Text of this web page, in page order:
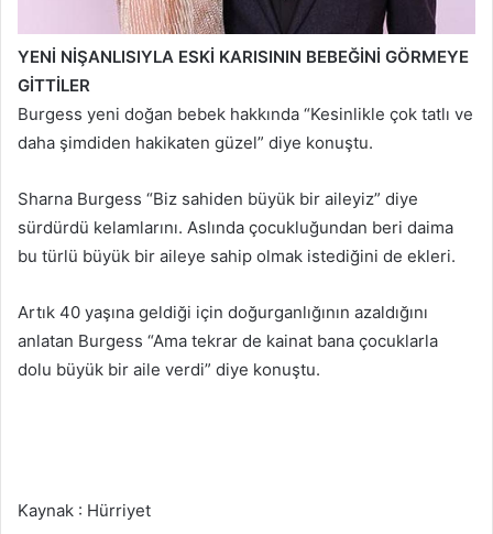
YENİ NİŞANLISIYLA ESKİ KARISININ BEBEĞİNİ GÖRMEYE
GİTTİLER
Burgess yeni doğan bebek hakkında “Kesinlikle çok tatlı ve
daha şimdiden hakikaten güzel” diye konuştu.
Sharna Burgess “Biz sahiden büyük bir aileyiz” diye
sürdürdü kelamlarını. Aslında çocukluğundan beri daima
bu türlü büyük bir aileye sahip olmak istediğini de ekleri.
Artık 40 yaşına geldiği için doğurganlığının azaldığını
anlatan Burgess “Ama tekrar de kainat bana çocuklarla
dolu büyük bir aile verdi” diye konuştu.
Kaynak : Hürriyet